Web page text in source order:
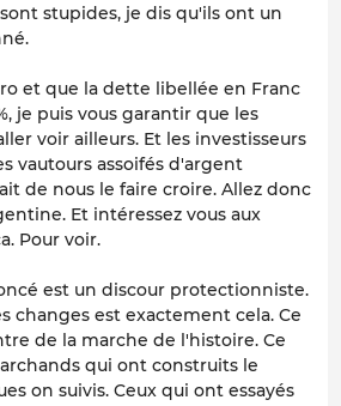
stupides, je dis qu'ils ont un
et que la dette libellée en Franc
je puis vous garantir que les
voir ailleurs. Et les investisseurs
vautours assoifés d'argent
de nous le faire croire. Allez donc
Et intéressez vous aux
Pour voir.
est un discour protectionniste.
changes est exactement cela. Ce
de la marche de l'histoire. Ce
qui ont construits le
on suivis. Ceux qui ont essayés